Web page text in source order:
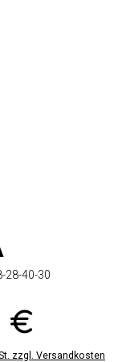
28-40-30
€
zzgl. Versandkosten